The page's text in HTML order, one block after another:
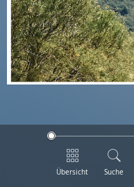
Übersicht Suche